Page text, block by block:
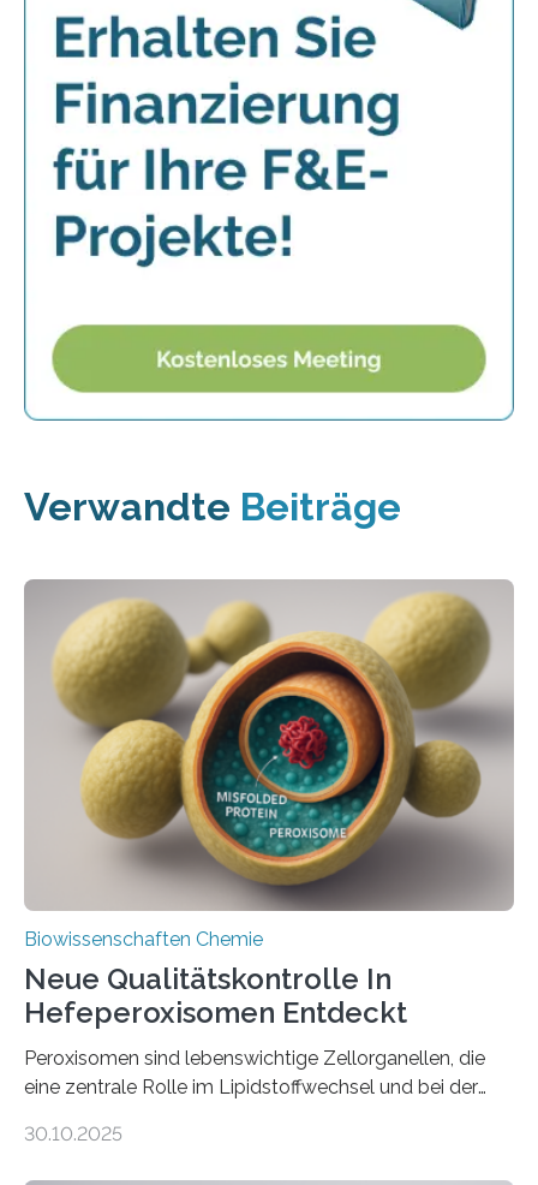
Verwandte Beiträge
Biowissenschaften Chemie
Neue Qualitätskontrolle In
Hefeperoxisomen Entdeckt
Peroxisomen sind lebenswichtige Zellorganellen, die
eine zentrale Rolle im Lipidstoffwechsel und bei der
erfüllen können, müssen zahlreiche Enzyme präzise in
30.10.2025